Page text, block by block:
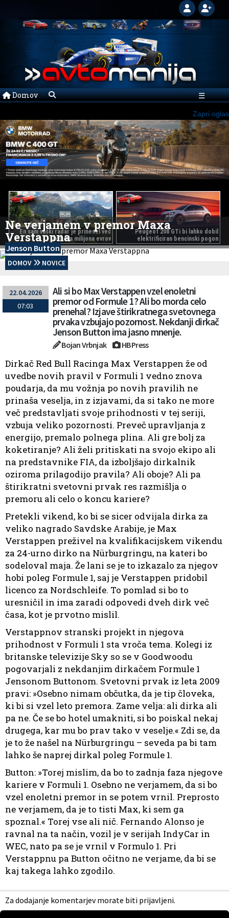
Domov ☰
Zapri oglas
En sam vaški radar je prinesel več
kot dva milijona evrov
Peugeot 208 GTi bi lahko dobil
elektrificiran bencinski pogon
DOMOV NOVICE
Ne verjamem v premor Maxa
Verstappna
Jenson Button
22.04.2026
07:03
Ali si bo Max Verstappen vzel enoletni
premor od Formule 1? Ali bo morda celo
prenehal? Izjave štirikratnega svetovnega
prvaka vzbujajo pozornost. Nekdanji dirkač
Jenson Button ima jasno mnenje.
Bojan Vrbnjak HB Press
Dirkač Red Bull Racinga Max Verstappen že od
uvedbe novih pravil v Formuli 1 vedno znova
poudarja, da mu vožnja po novih pravilih ne
prinaša veselja, in z izjavami, da si tako ne more
več predstavljati svoje prihodnosti v tej seriji,
vzbuja veliko pozornosti. Preveč upravljanja z
energijo, premalo polnega plina. Ali gre bolj za
koketiranje? Ali želi pritiskati na svojo ekipo ali
na predstavnike FIA, da izboljšajo dirkalnik
oziroma prilagodijo pravila? Ali oboje? Ali pa
štirikratni svetovni prvak res razmišlja o
premoru ali celo o koncu kariere?
Pretekli vikend, ko bi se sicer odvijala dirka za
veliko nagrado Savdske Arabije, je Max
Verstappen preživel na kvalifikacijskem vikendu
za 24-urno dirko na Nürburgringu, na kateri bo
sodeloval maja. Že lani se je to izkazalo za njegov
hobi poleg Formule 1, saj je Verstappen pridobil
licenco za Nordschleife. To pomlad si bo to
uresničil in ima zaradi odpovedi dveh dirk več
časa, kot je prvotno mislil.
Verstappnov stranski projekt in njegova
prihodnost v Formuli 1 sta vroča tema. Kolegi iz
britanske televizije Sky so se v Goodwoodu
pogovarjali z nekdanjim dirkačem Formule 1
Jensonom Buttonom. Svetovni prvak iz leta 2009
pravi: »Osebno nimam občutka, da je tip človeka,
ki bi si vzel leto premora. Zame velja: ali dirka ali
pa ne. Če se bo hotel umakniti, si bo poiskal nekaj
drugega, kar mu bo prav tako v veselje.« Zdi se, da
je to že našel na Nürburgringu – seveda pa bi tam
lahko še naprej dirkal poleg Formule 1.
Button: »Torej mislim, da bo to zadnja faza njegove
kariere v Formuli 1. Osebno ne verjamem, da si bo
vzel enoletni premor in se potem vrnil. Preprosto
ne verjamem, da je to tisti Max, ki sem ga
spoznal.« Torej vse ali nič. Fernando Alonso je
ravnal na ta način, vozil je v serijah IndyCar in
WEC, nato pa se je vrnil v Formulo 1. Pri
Verstappnu pa Button očitno ne verjame, da bi se
kaj takega lahko zgodilo.
Za dodajanje komentarjev morate biti prijavljeni.